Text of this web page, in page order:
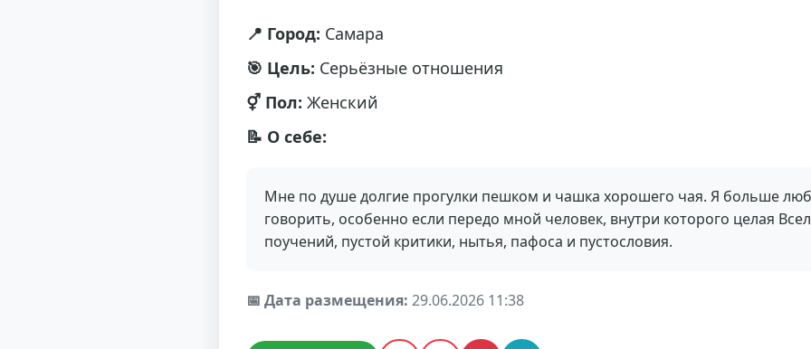
📍 Город: Самара
🎯 Цель: Серьёзные отношения
⚥ Пол: Женский
📝 О себе:
Мне по душе долгие прогулки пешком и чашка хорошего чая. Я больше
говорить, особенно если передо мной человек, внутри которого целая
поучений, пустой критики, нытья, пафоса и пустословия.
📅 Дата размещения: 29.06.2026 11:38